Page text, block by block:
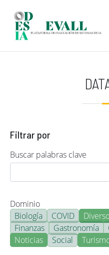
Filtrar por
Buscar palabras clave
Dominio
Biología
COVID
Finanzas
Gastronomía
Noticias
Social